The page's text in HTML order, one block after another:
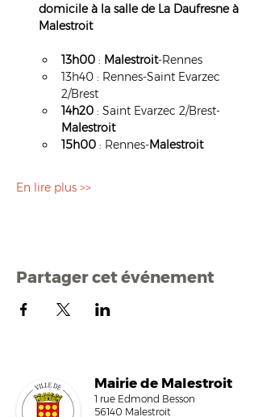
domicile à la salle de La Daufresne à
Malestroit
13h00 : Malestroit-Rennes
13h40 : Rennes-Saint Evarzec
2/Brest
14h20 : Saint Evarzec 2/Brest-
Malestroit
15h00 : Rennes-Malestroit
En lire plus >>
Partager cet événement
Mairie de Malestroit
1 rue Edmond Besson
56140 Malestroit